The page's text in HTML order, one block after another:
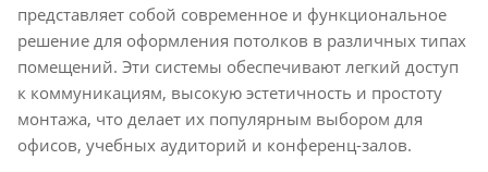
представляет собой современное и функциональное
решение для оформления потолков в различных типах
помещений. Эти системы обеспечивают легкий доступ
к коммуникациям, высокую эстетичность и простоту
монтажа, что делает их популярным выбором для
офисов, учебных аудиторий и конференц-залов.​